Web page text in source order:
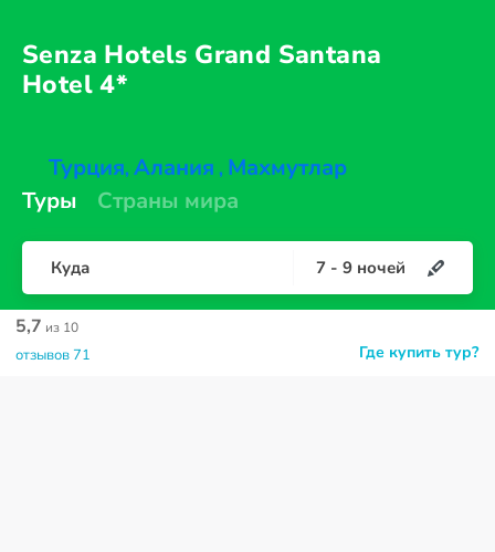
Senza Hotels Grand Santana
Hotel 4*
Турция, Алания , Махмутлар
Туры
Страны мира
Куда 7 - 9 ночей
Где купить тур?
5,7 из 10
отзывов 71